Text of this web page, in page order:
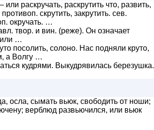
или раскручать, раскрутить что, развить,
скрутить, закрутить. сев.
окручать. …
твор. и вин. (реже). Он означает
…
посолить, солоно. Нас подняли круто,
а Волгу …
кудрями. Выкудрявилась березушка.
осла, сымать вьюк, свободить от ноши;
верблюд развьючился, или вьюк